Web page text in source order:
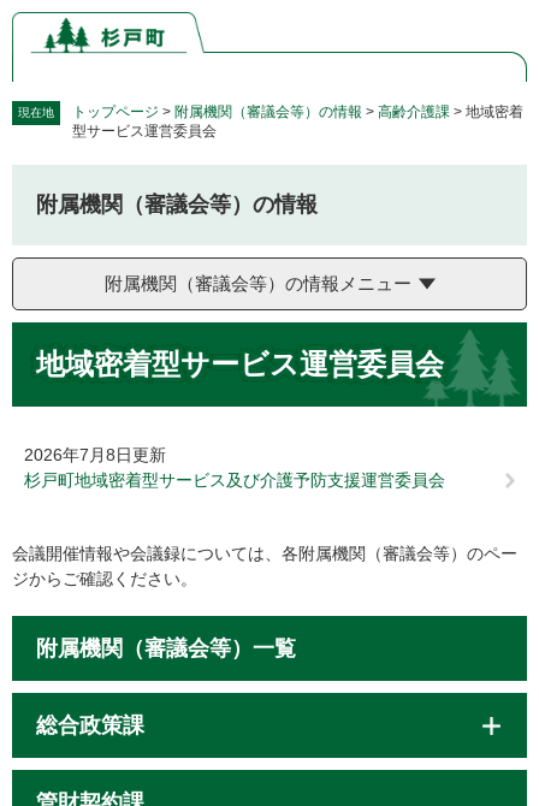
ペ
の
で
メ
ー
ば
文
現在地 トップページ > 附属機関（審議会等）の情報 > 高齢介護課 > 地域密着
型サービス運営委員会
附属機関（審議会等）の情報
附属機関（審議会等）の情報メニュー
地域密着型サービス運営委員会
2026年7月8日更新
杉戸町地域密着型サービス及び介護予防支援運営委員会
会議開催情報や会議録については、各附属機関（審議会等）のペー
ジからご確認ください。
附属機関（審議会等）一覧
総合政策課